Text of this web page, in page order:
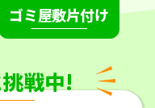
ゴミ屋敷片付け
戦中!